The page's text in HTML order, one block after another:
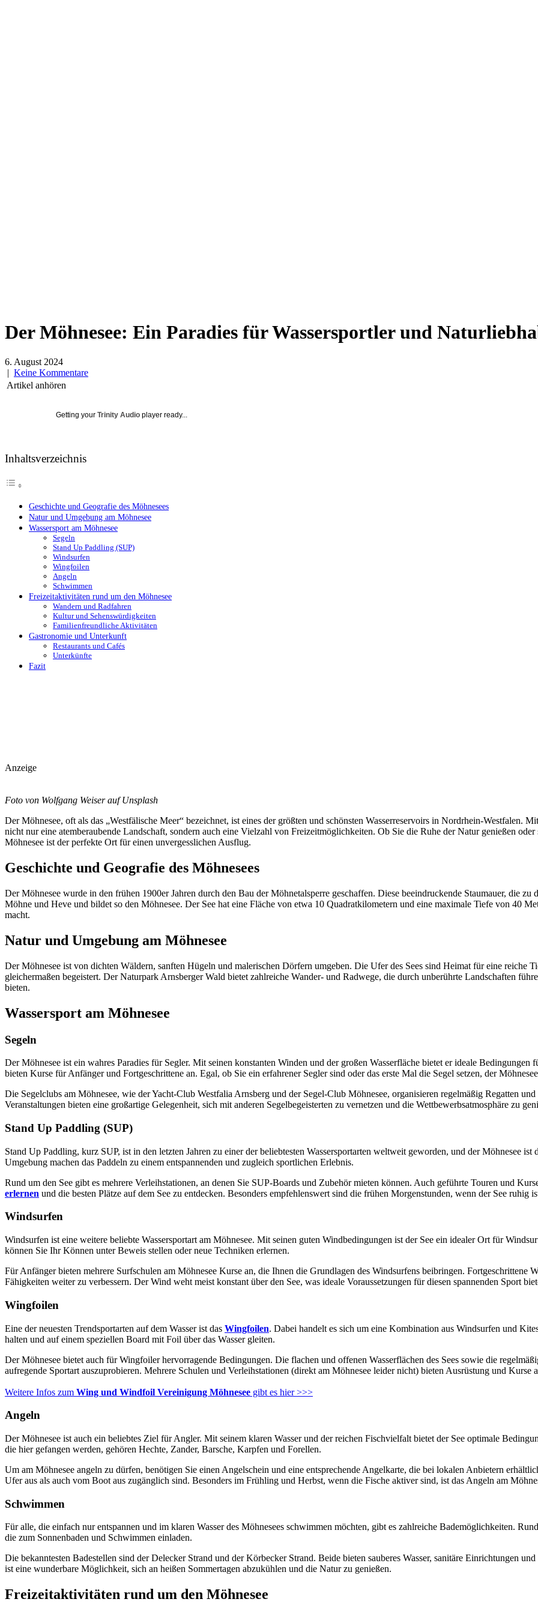
Der Möhnesee: Ein Paradies für Wassersportler und
6. August 2024
| Keine Kommentare
Artikel anhören
Getting your Trinity Audio player ready...
Inhaltsverzeichnis
Geschichte und Geografie des Möhnesees
Natur und Umgebung am Möhnesee
Wassersport am Möhnesee
Segeln
Stand Up Paddling (SUP)
Windsurfen
Wingfoilen
Angeln
Schwimmen
Freizeitaktivitäten rund um den Möhnesee
Wandern und Radfahren
Kultur und Sehenswürdigkeiten
Familienfreundliche Aktivitäten
Gastronomie und Unterkunft
Restaurants und Cafés
Unterkünfte
Fazit
Anzeige
Foto von Wolfgang Weiser auf Unsplash
Der Möhnesee, oft als das „Westfälische Meer“ bezeichnet, ist eines der größten und schönsten Wasserreservoirs in Nordrhein-Westfalen.
nicht nur eine atemberaubende Landschaft, sondern auch eine Vielzahl von Freizeitmöglichkeiten. Ob Sie die Ruhe der Natur genießen
Möhnesee ist der perfekte Ort für einen unvergesslichen Ausflug.
Geschichte und Geografie des Möhnesees
Der Möhnesee wurde in den frühen 1900er Jahren durch den Bau der Möhnetalsperre geschaffen. Diese beeindruckende Staumauer, die
Möhne und Heve und bildet so den Möhnesee. Der See hat eine Fläche von etwa 10 Quadratkilometern und eine maximale Tiefe von 40
macht.
Natur und Umgebung am Möhnesee
Der Möhnesee ist von dichten Wäldern, sanften Hügeln und malerischen Dörfern umgeben. Die Ufer des Sees sind Heimat für eine reiche
gleichermaßen begeistert. Der Naturpark Arnsberger Wald bietet zahlreiche Wander- und Radwege, die durch unberührte Landschaften
bieten.
Wassersport am Möhnesee
Segeln
Der Möhnesee ist ein wahres Paradies für Segler. Mit seinen konstanten Winden und der großen Wasserfläche bietet er ideale
bieten Kurse für Anfänger und Fortgeschrittene an. Egal, ob Sie ein erfahrener Segler sind oder das erste Mal die Segel setzen, der
Die Segelclubs am Möhnesee, wie der Yacht-Club Westfalia Arnsberg und der Segel-Club Möhnesee, organisieren regelmäßig Regatten
Veranstaltungen bieten eine großartige Gelegenheit, sich mit anderen Segelbegeisterten zu vernetzen und die Wettbewerbsatmosphäre zu
Stand Up Paddling (SUP)
Stand Up Paddling, kurz SUP, ist in den letzten Jahren zu einer der beliebtesten Wassersportarten weltweit geworden, und der Möhnesee
Umgebung machen das Paddeln zu einem entspannenden und zugleich sportlichen Erlebnis.
Rund um den See gibt es mehrere Verleihstationen, an denen Sie SUP-Boards und Zubehör mieten können. Auch geführte Touren und
erlernen und die besten Plätze auf dem See zu entdecken. Besonders empfehlenswert sind die frühen Morgenstunden, wenn der See ruhig
Windsurfen
Windsurfen ist eine weitere beliebte Wassersportart am Möhnesee. Mit seinen guten Windbedingungen ist der See ein idealer Ort für
können Sie Ihr Können unter Beweis stellen oder neue Techniken erlernen.
Für Anfänger bieten mehrere Surfschulen am Möhnesee Kurse an, die Ihnen die Grundlagen des Windsurfens beibringen. Fortgeschrittene
Fähigkeiten weiter zu verbessern. Der Wind weht meist konstant über den See, was ideale Voraussetzungen für diesen spannenden Sport
Wingfoilen
Eine der neuesten Trendsportarten auf dem Wasser ist das Wingfoilen. Dabei handelt es sich um eine Kombination aus Windsurfen und
halten und auf einem speziellen Board mit Foil über das Wasser gleiten.
Der Möhnesee bietet auch für Wingfoiler hervorragende Bedingungen. Die flachen und offenen Wasserflächen des Sees sowie die
aufregende Sportart auszuprobieren. Mehrere Schulen und Verleihstationen (direkt am Möhnesee leider nicht) bieten Ausrüstung und
Weitere Infos zum Wing und Windfoil Vereinigung Möhnesee gibt es hier >>>
Angeln
Der Möhnesee ist auch ein beliebtes Ziel für Angler. Mit seinem klaren Wasser und der reichen Fischvielfalt bietet der See optimale
die hier gefangen werden, gehören Hechte, Zander, Barsche, Karpfen und Forellen.
Um am Möhnesee angeln zu dürfen, benötigen Sie einen Angelschein und eine entsprechende Angelkarte, die bei lokalen Anbietern
Ufer aus als auch vom Boot aus zugänglich sind. Besonders im Frühling und Herbst, wenn die Fische aktiver sind, ist das Angeln am
Schwimmen
Für alle, die einfach nur entspannen und im klaren Wasser des Möhnesees schwimmen möchten, gibt es zahlreiche Bademöglichkeiten.
die zum Sonnenbaden und Schwimmen einladen.
Die bekanntesten Badestellen sind der Delecker Strand und der Körbecker Strand. Beide bieten sauberes Wasser, sanitäre Einrichtungen
ist eine wunderbare Möglichkeit, sich an heißen Sommertagen abzukühlen und die Natur zu genießen.
Freizeitaktivitäten rund um den Möhnesee